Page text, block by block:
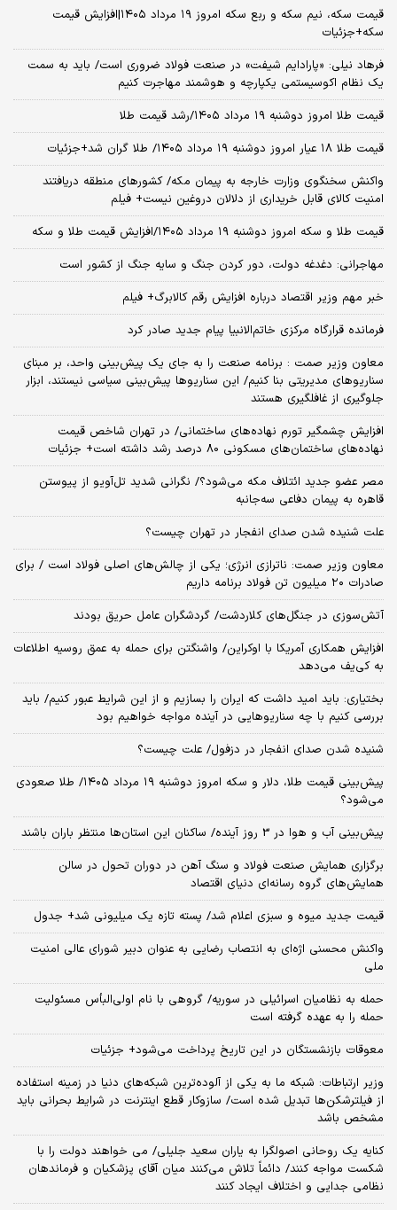
قیمت سکه، نیم سکه و ربع سکه امروز ۱۹ مرداد ۱۴۰۵|افزایش قیمت
سکه+جزئیات
فرهاد نیلی: «پارادایم شیفت» در صنعت فولاد ضروری است/ باید به سمت
یک نظام اکوسیستمی یکپارچه و هوشمند مهاجرت کنیم
قیمت طلا امروز دوشنبه ۱۹ مرداد ۱۴۰۵/رشد قیمت طلا
قیمت طلا ۱۸ عیار امروز دوشنبه ۱۹ مرداد ۱۴۰۵/ طلا گران شد+جزئیات
واکنش سخنگوی وزارت خارجه به پیمان مکه/ کشورهای منطقه دریافتند
امنیت کالای قابل خریداری از دلالان دروغین نیست+ فیلم
قیمت طلا و سکه امروز دوشنبه ۱۹ مرداد ۱۴۰۵/افزایش قیمت طلا و سکه
مهاجرانی: دغدغه دولت، دور کردن جنگ و سایه جنگ از کشور است
خبر مهم وزیر اقتصاد درباره افزایش رقم کالابرگ+ فیلم
فرمانده قرارگاه مرکزی خاتم‌الانبیا پیام جدید صادر کرد
معاون وزیر صمت : برنامه صنعت را به جای یک پیش‌بینی واحد، بر مبنای
سناریوهای مدیریتی بنا کنیم/ این سناریوها پیش‌بینی سیاسی نیستند، ابزار
جلوگیری از غافلگیری هستند
افزایش چشمگیر تورم نهاده‌های ساختمانی/ در تهران شاخص قیمت
نهاده‌های ساختمان‌های مسکونی 80 درصد رشد داشته است+ جزئیات
مصر عضو جدید ائتلاف مکه می‌شود؟/ نگرانی شدید تل‌آویو از پیوستن
قاهره به پیمان دفاعی سه‌جانبه
علت شنیده شدن صدای انفجار در تهران چیست؟
معاون وزیر صمت: ناترازی انرژی؛ یکی از چالش‌های اصلی فولاد است / برای
صادرات ۲۰ میلیون تن فولاد برنامه‌ داریم
آتش‌سوزی در جنگل‌های کلاردشت/ گردشگران عامل حریق بودند
افزایش همکاری آمریکا با اوکراین/ واشنگتن برای حمله به عمق روسیه اطلاعات
به کی‌یف می‌دهد
بختیاری: باید امید داشت که ایران را بسازیم و از این شرایط عبور کنیم/ باید
بررسی کنیم با چه سناریوهایی در آینده مواجه خواهیم بود
شنیده شدن صدای انفجار در دزفول/ علت چیست؟
پیش‌بینی قیمت طلا، دلار و سکه امروز دوشنبه ۱۹ مرداد ۱۴۰۵/ طلا صعودی
می‌شود؟
پیش‌بینی آب و هوا در 3 روز آینده/ ساکنان این استان‌ها منتظر باران باشند
برگزاری همایش صنعت فولاد و سنگ آهن در دوران تحول در سالن
همایش‌های گروه رسانه‌ای دنیای اقتصاد
قیمت جدید میوه و سبزی اعلام شد/ پسته تازه یک میلیونی شد+ جدول
واکنش محسنی اژه‌ای به انتصاب رضایی به عنوان دبیر شورای عالی امنیت
ملی
حمله به نظامیان اسرائیلی در سوریه/ گروهی با نام اولی‌البأس مسئولیت
حمله را به عهده گرفته است
معوقات بازنشستگان در این تاریخ پرداخت می‌شود+ جزئیات
وزیر ارتباطات: شبکه ما به یکی از آلوده‌ترین شبکه‌های دنیا در زمینه استفاده
از فیلترشکن‌ها تبدیل شده است/ سازوکار قطع اینترنت در شرایط بحرانی باید
مشخص باشد
کنایه یک روحانی اصولگرا به یاران سعید جلیلی/ می خواهند دولت را با
شکست مواجه کنند/ دائماً تلاش می‌کنند میان آقای پزشکیان و فرماندهان
نظامی جدایی و اختلاف ایجاد کنند